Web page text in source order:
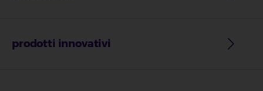
prodotti innovativi